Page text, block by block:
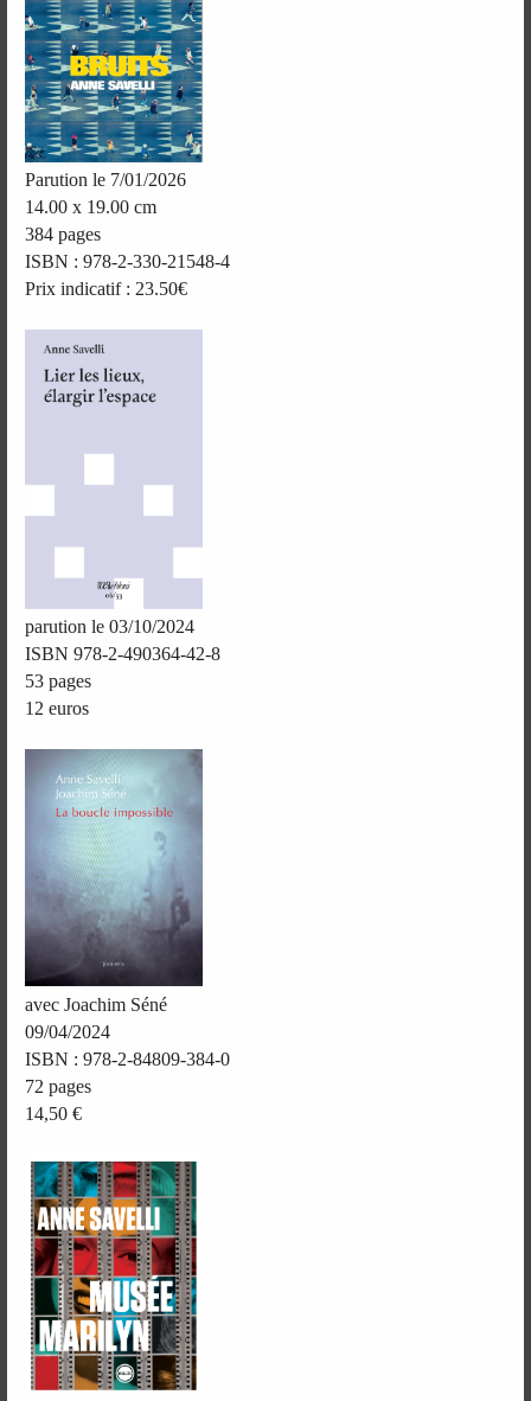
Parution le 7/01/2026
14.00 x 19.00 cm
384 pages
ISBN : 978-2-330-21548-4
Prix indicatif : 23.50€
parution le 03/10/2024
ISBN 978-2-490364-42-8
53 pages
12 euros
avec Joachim Séné
09/04/2024
ISBN : 978-2-84809-384-0
72 pages
14,50 €